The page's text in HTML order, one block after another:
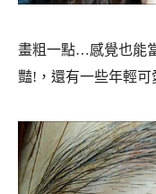
畫粗一點…感覺也能
豔!，還有一些年輕